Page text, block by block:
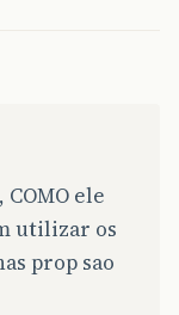
ele
utilizar os
prop sao